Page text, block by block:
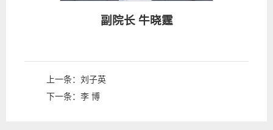
副院长 牛晓霆
上一条： 刘子英
下一条： 李 博